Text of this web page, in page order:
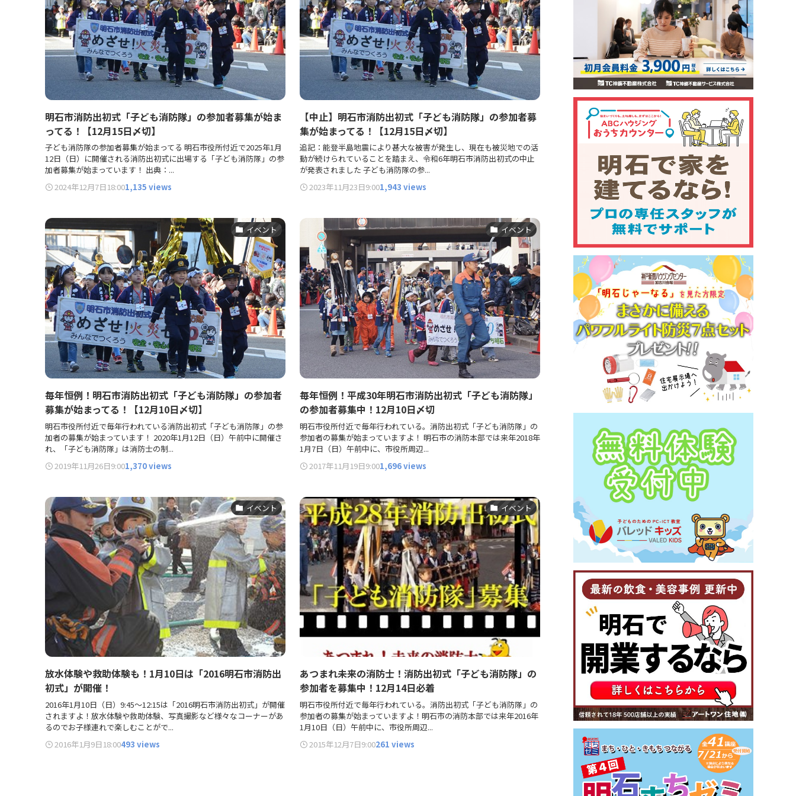
明石市消防出初式「子ども消防隊」の参加者募集が始ま
ってる！【12月15日〆切】
子ども消防隊の参加者募集が始まってる 明石市役所付近で2025年1月
12日（日）に開催される消防出初式に出場する「子ども消防隊」の参
加者募集が始まっています！ 出典：...
2024年12月7日18:001,135 views
【中止】明石市消防出初式「子ども消防隊」の参加者募
集が始まってる！【12月15日〆切】
追記：能登半島地震により甚大な被害が発生し、現在も被災地での活
動が続けられていることを踏まえ、令和6年明石市消防出初式の中止
が発表されました 子ども消防隊の参...
2023年11月23日9:001,943 views
イベント
毎年恒例！明石市消防出初式「子ども消防隊」の参加者
募集が始まってる！【12月10日〆切】
明石市役所付近で毎年行われている消防出初式「子ども消防隊」の参
加者の募集が始まっています！ 2020年1月12日（日）午前中に開催さ
れ、「子ども消防隊」は消防士の制...
2019年11月26日9:001,370 views
イベント
毎年恒例！平成30年明石市消防出初式「子ども消防隊」
の参加者募集中！12月10日〆切
明石市役所付近で毎年行われている。消防出初式「子ども消防隊」の
参加者の募集が始まっていますよ！ 明石市の消防本部では来年2018年
1月7日（日）午前中に、市役所周辺...
2017年11月19日9:001,696 views
イベント
放水体験や救助体験も！1月10日は「2016明石市消防出
初式」が開催！
2016年1月10日（日）9:45～12:15は「2016明石市消防出初式」が開催
されますよ！放水体験や救助体験、写真撮影など様々なコーナーがあ
るのでお子様連れで楽しむことがで...
2016年1月9日18:00493 views
イベント
あつまれ未来の消防士！消防出初式「子ども消防隊」の
参加者を募集中！12月14日必着
明石市役所付近で毎年行われている。消防出初式「子ども消防隊」の
参加者の募集が始まっていますよ！明石市の消防本部では来年2016年
1月10日（日）午前中に、市役所周辺...
2015年12月7日9:00261 views